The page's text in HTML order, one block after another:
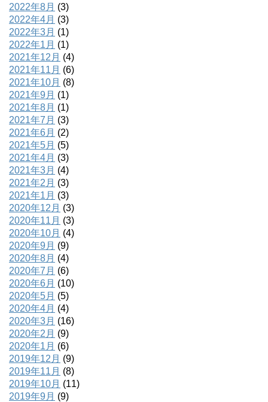
2022年8月 (3)
2022年4月 (3)
2022年3月 (1)
2022年1月 (1)
2021年12月 (4)
2021年11月 (6)
2021年10月 (8)
2021年9月 (1)
2021年8月 (1)
2021年7月 (3)
2021年6月 (2)
2021年5月 (5)
2021年4月 (3)
2021年3月 (4)
2021年2月 (3)
2021年1月 (3)
2020年12月 (3)
2020年11月 (3)
2020年10月 (4)
2020年9月 (9)
2020年8月 (4)
2020年7月 (6)
2020年6月 (10)
2020年5月 (5)
2020年4月 (4)
2020年3月 (16)
2020年2月 (9)
2020年1月 (6)
2019年12月 (9)
2019年11月 (8)
2019年10月 (11)
2019年9月 (9)